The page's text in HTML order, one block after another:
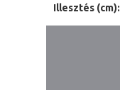
Illesztés (cm):